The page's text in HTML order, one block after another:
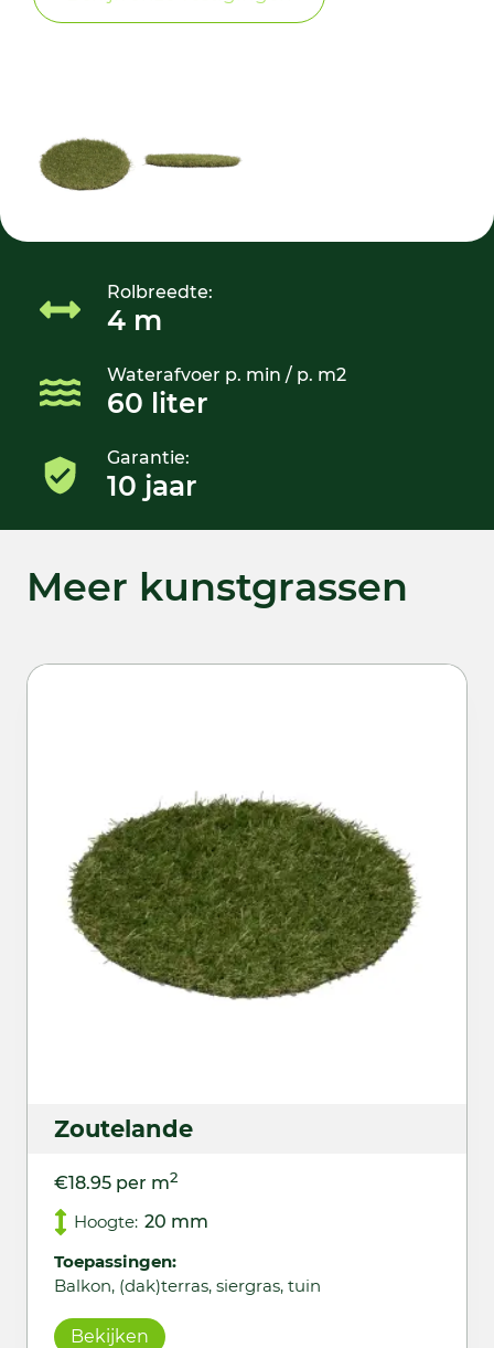
Rolbreedte:
4 m
Waterafvoer p. min / p. m2
60 liter
Garantie:
10 jaar
Meer kunstgrassen
Zoutelande
€18.95 per m2
Hoogte: 20 mm
Toepassingen:
Balkon, (dak)terras, siergras, tuin
Bekijken